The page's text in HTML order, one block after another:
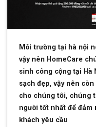
Môi trường tại hà nội
vậy nên HomeCare
sinh công cộng tại Hà
sạch đẹp, vậy nên
cho chúng tôi, chúng
người tốt nhất để đảm
khách yêu cầu